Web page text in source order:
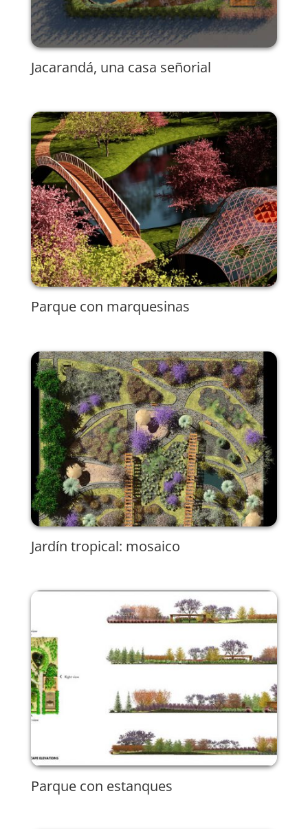
Jacarandá, una casa señorial
Parque con marquesinas
Jardín tropical: mosaico
Parque con estanques